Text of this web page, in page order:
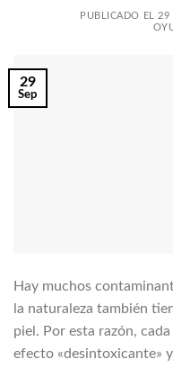
PUBLICADO EL 29
29
Sep
Hay muchos
la naturaleza también
piel. Por esta razón,
efecto «desintoxicante»